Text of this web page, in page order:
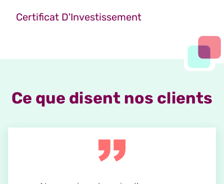
Certificat D'Investissement
Ce que disent nos clients